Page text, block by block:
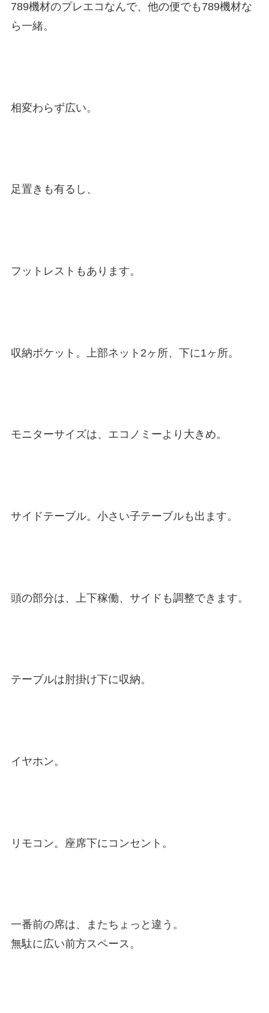
789機材のプレエコなんで、他の便でも789機材な
ら一緒。
相変わらず広い。
足置きも有るし、
フットレストもあります。
収納ポケット。上部ネット2ヶ所、下に1ヶ所。
モニターサイズは、エコノミーより大きめ。
サイドテーブル。小さい子テーブルも出ます。
頭の部分は、上下稼働、サイドも調整できます。
テーブルは肘掛け下に収納。
イヤホン。
リモコン。座席下にコンセント。
一番前の席は、またちょっと違う。
無駄に広い前方スペース。